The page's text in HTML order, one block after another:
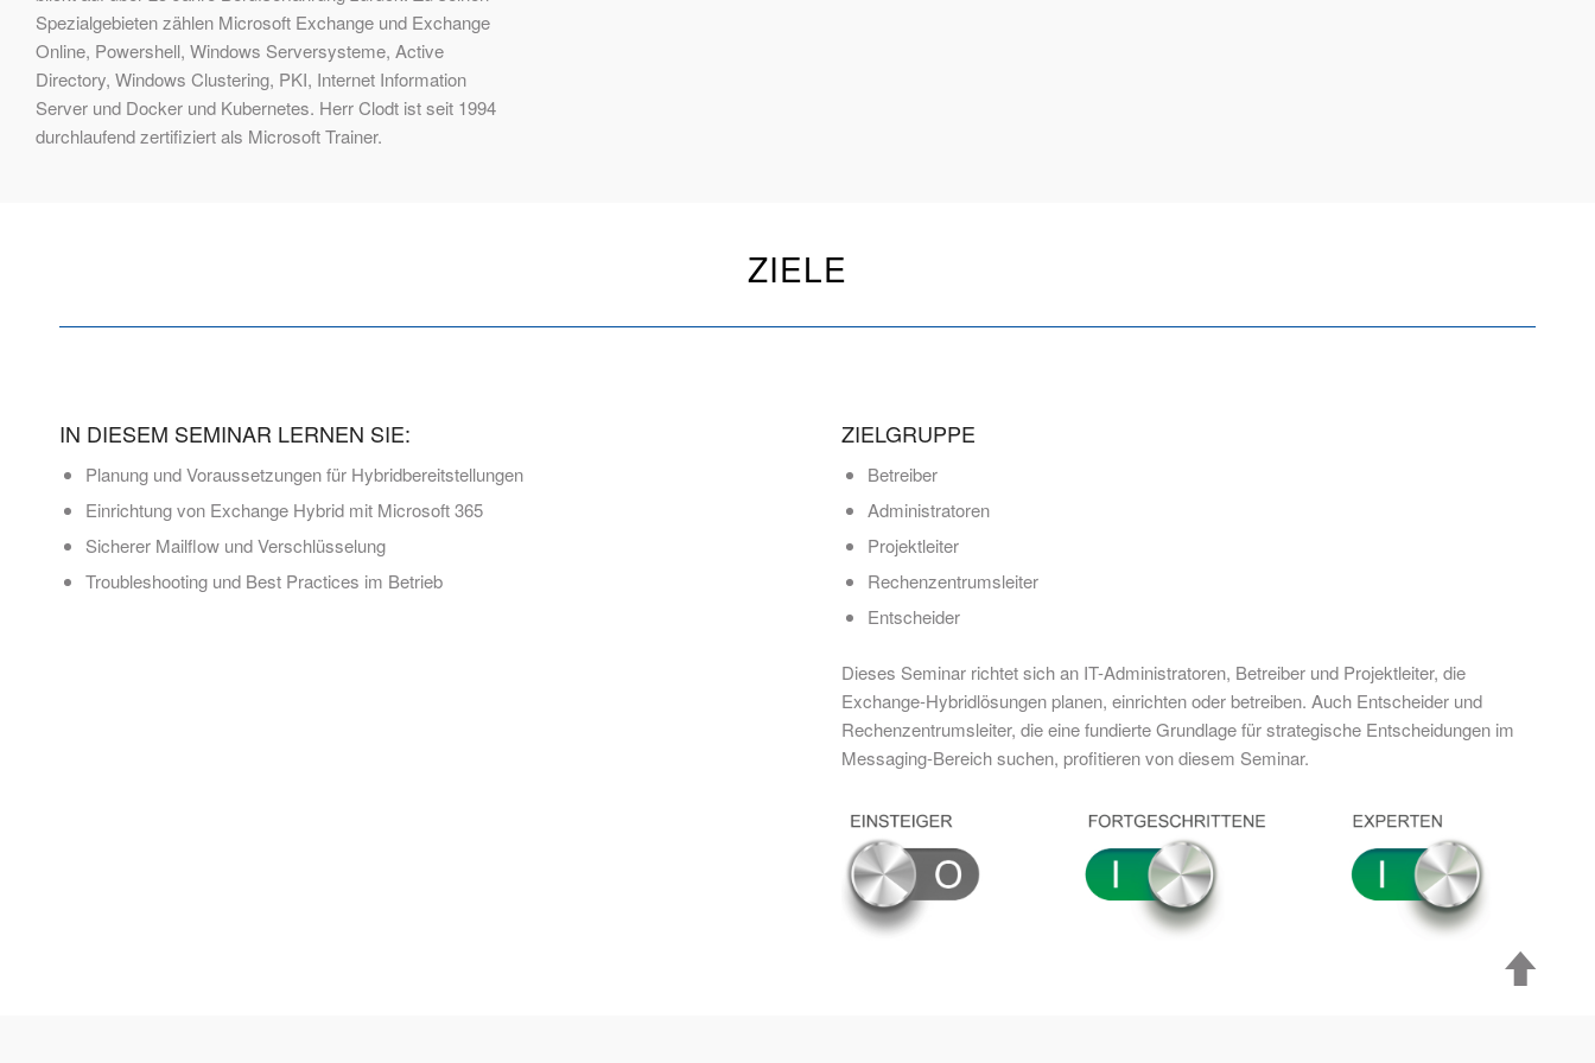
Spezialgebieten zählen Microsoft Exchange und Exchange
Online, Powershell, Windows Serversysteme, Active
Directory, Windows Clustering, PKI, Internet Information
Server und Docker und Kubernetes. Herr Clodt ist seit 1994
durchlaufend zertifiziert als Microsoft Trainer.
ZIELE
IN DIESEM SEMINAR LERNEN SIE:
Planung und Voraussetzungen für Hybridbereitstellungen
Einrichtung von Exchange Hybrid mit Microsoft 365
Sicherer Mailflow und Verschlüsselung
Troubleshooting und Best Practices im Betrieb
ZIELGRUPPE
Betreiber
Administratoren
Projektleiter
Rechenzentrumsleiter
Entscheider
Dieses Seminar richtet sich an IT-Administratoren, Betreiber und Projektleiter, die
Exchange-Hybridlösungen planen, einrichten oder betreiben. Auch Entscheider und
Rechenzentrumsleiter, die eine fundierte Grundlage für strategische Entscheidungen im
Messaging-Bereich suchen, profitieren von diesem Seminar.